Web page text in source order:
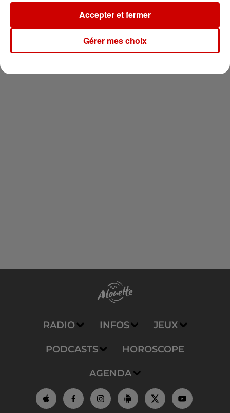
Newsletter
RADIO INFOS JEUX
PODCASTS HOROSCOPE
AGENDA
Gérer mes choix
Accepter et fermer